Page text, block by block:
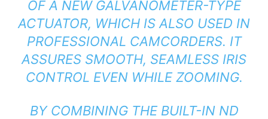
OF A NEW GALVANOMETER-TYPE
ACTUATOR, WHICH IS ALSO USED IN
PROFESSIONAL CAMCORDERS. IT
ASSURES SMOOTH, SEAMLESS IRIS
CONTROL EVEN WHILE ZOOMING.
BY COMBINING THE BUILT-IN ND